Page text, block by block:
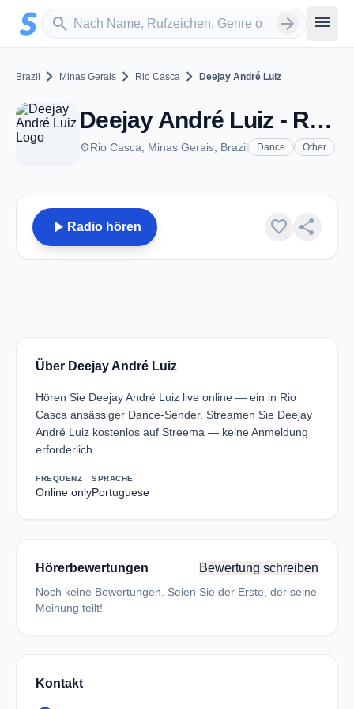
Zum Hauptinhalt springen
search
Sender suchen arrow_forward menu
Brazil chevron_right Minas Gerais chevron_right Rio Casca chevron_right Deejay André Luiz
Deejay André Luiz - Rio Casca
placeRio Casca, Minas Gerais, Brazil Dance Other
play_arrow Radio hören favorite share
Über Deejay André Luiz
Hören Sie Deejay André Luiz live online — ein in Rio
Casca ansässiger Dance-Sender. Streamen Sie Deejay
André Luiz kostenlos auf Streema — keine Anmeldung
erforderlich.
FREQUENZ
Online only
SPRACHE
Portuguese
Hörerbewertungen Bewertung schreiben
Noch keine Bewertungen. Seien Sie der Erste, der seine
Meinung teilt!
Kontakt